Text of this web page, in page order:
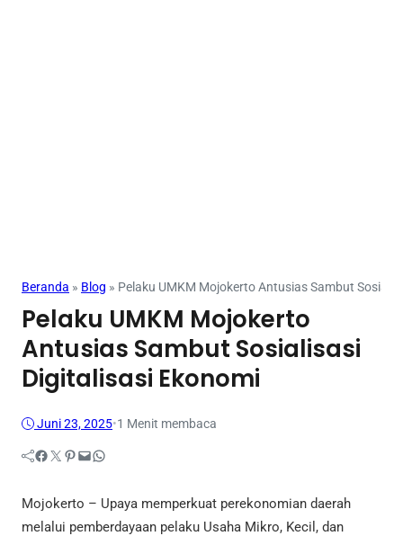
Beranda » Blog » Pelaku UMKM Mojokerto Antusias Sambut
Pelaku UMKM Mojokerto
Antusias Sambut Sosialisasi
Digitalisasi Ekonomi
Juni 23, 2025•1 Menit membaca
Facebook Twitter Pinterest Mail WhatsApp
Mojokerto – Upaya memperkuat perekonomian daerah
melalui pemberdayaan pelaku Usaha Mikro, Kecil, dan